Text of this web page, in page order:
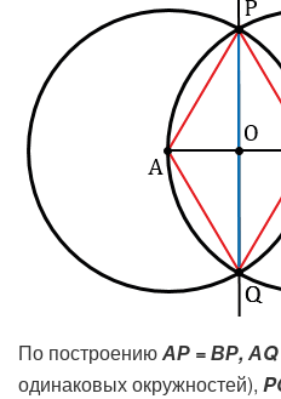
По построениюАР = ВР, АQ
одинаковых окружностей),